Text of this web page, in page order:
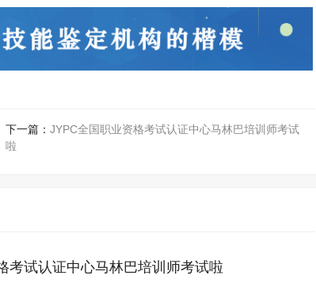
下一篇： JYPC全国职业资格考试认证中心马林巴培训师考试
啦
考试认证中心马林巴培训师考试啦